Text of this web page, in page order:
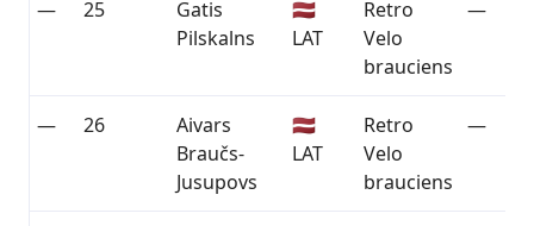
— 25
Gatis
Pilskalns
🇱🇻
LAT
Retro
Velo
brauciens
—
— 26
Aivars
Braučs-
Jusupovs
🇱🇻
LAT
Retro
Velo
brauciens
—